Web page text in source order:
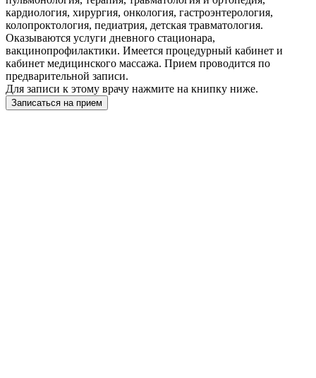
кардиология, хирургия, онкология, гастроэнтерология,
колопроктология, педиатрия, детская травматология.
Оказываются услуги дневного стационара,
вакцинопрофилактики. Имеется процедурный кабинет и
кабинет медицинского массажа. Прием проводится по
предварительной записи.
Для записи к этому врачу нажмите на книпку ниже.
Записаться на прием